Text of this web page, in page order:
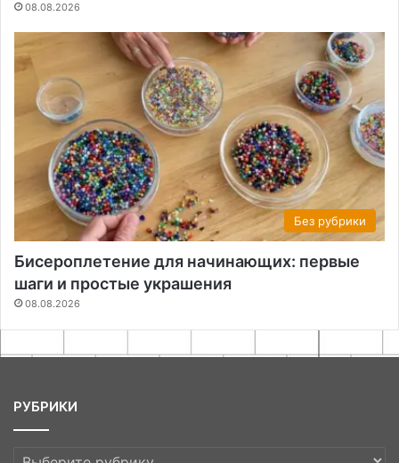
08.08.2026
Без рубрики
Бисероплетение для начинающих: первые
шаги и простые украшения
08.08.2026
РУБРИКИ
РУБРИКИ